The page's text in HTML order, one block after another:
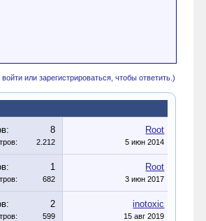
или зарегистрироваться, чтобы ответить.)
8
2.212
Root
5 июн 2014
1
682
Root
3 июн 2017
2
599
inotoxic
15 авг 2019